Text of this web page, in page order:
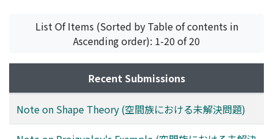
List Of Items (Sorted by Table of contents in
Ascending order): 1-20 of 20
Recent Submissions
Note on Shape Theory (空間族における未解決問題)